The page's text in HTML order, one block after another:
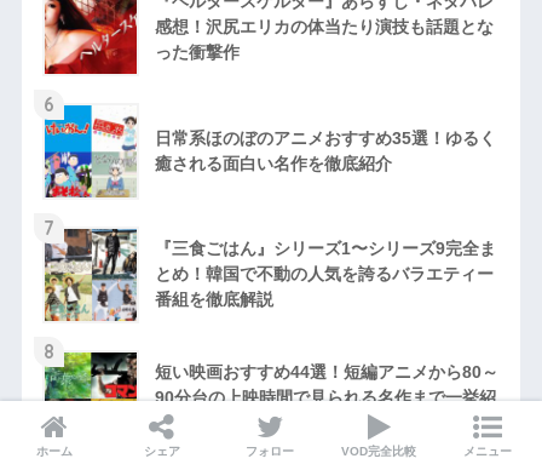
感想！沢尻エリカの体当たり演技も話題とな
った衝撃作
6
日常系ほのぼのアニメおすすめ35選！ゆるく
癒される面白い名作を徹底紹介
7
『三食ごはん』シリーズ1〜シリーズ9完全ま
とめ！韓国で不動の人気を誇るバラエティー
番組を徹底解説
8
短い映画おすすめ44選！短編アニメから80～
90分台の上映時間で見られる名作まで一挙紹
介！
ホーム シェア フォロー VOD完全比較 メニュー